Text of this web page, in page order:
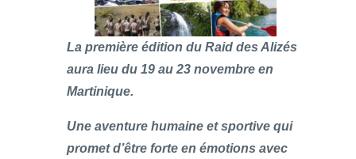
La première édition du Raid des Alizés
aura lieu du 19 au 23 novembre en
Martinique.
Une aventure humaine et sportive qui
promet d’être forte en émotions avec